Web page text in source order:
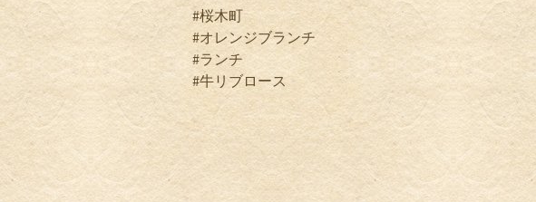
#桜木町
#オレンジブランチ
#ランチ
#牛リブロース